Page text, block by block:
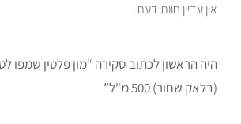
אין עדיין חוות דעת.
היה הראשון לכתוב סקירה “מון פלטין שמפו
(בלאק שחור) 500 מ"ל”